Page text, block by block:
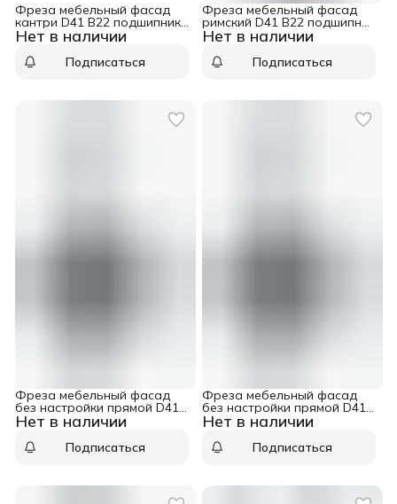
Нет в наличии
Фреза мебельный фасад
кантри D41 B22 подшипник
хвостовик 12 WPW
RG50002
Подписаться
Нет в наличии
Фреза мебельный фасад
римский D41 B22 подшипник
хвостовик 12 WPW
RG20002
Подписаться
Нет в наличии
Фреза мебельный фасад
без настройки прямой D41
B22 подшипник хвостовик
12 WPW RGD5002
Подписаться
Нет в наличии
Фреза мебельный фасад
без настройки прямой D41
B22 подшипник хвостовик 8
WPW RGD5005
Подписаться